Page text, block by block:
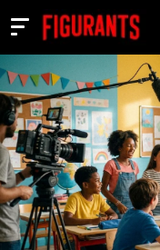
Actualités